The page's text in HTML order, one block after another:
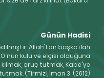
Günün Hadisi
Allah'tan başka ilah
kulu ve elçisi olduğuna
oruç tutmak, Kabe'ye
(Tirmizi, İman 3, (2612)